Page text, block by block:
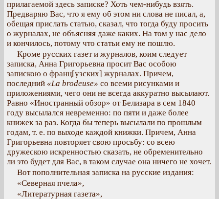
прилагаемой здесь записке? Хоть чем-нибудь взять.
Предваряю Вас, что я ему об этом ни слова не писал, а,
обещая прислать статью, сказал, что тогда буду просить
о журналах, не объясняя даже каких. На том у нас дело
и кончилось, потому что статьи ему не пошлю.
Кроме русских газет и журналов, коим следует
записка, Анна Григорьевна просит Вас особою
запискою о франц[узских] журналах. Причем,
последний «La brodeuse» со всеми рисунками и
приложениями, чего они не всегда аккуратно высылают.
Равно «Иностранный обзор» от Белизара в сем 1840
году высылался невременно: по пяти и даже более
книжек за раз. Когда бы теперь высылали по прошлым
годам, т. е. по выходе каждой книжки. Причем, Анна
Григорьевна повторяет свою просьбу: со всею
дружескою искренностью сказать, не обременительно
ли это будет для Вас, в таком случае она ничего не хочет.
Вот пополнительная записка на русские издания:
«Северная пчела»,
«Литературная газета»,